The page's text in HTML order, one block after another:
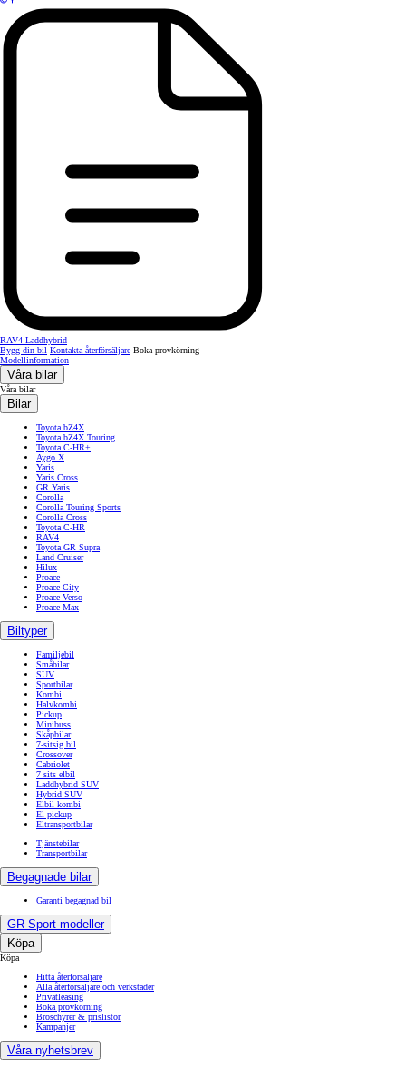
RAV4 Laddhybrid
Bygg din bil Kontakta återförsäljare Boka provkörning
Modellinformation
Våra bilar
Våra bilar
Bilar
Toyota bZ4X
Toyota bZ4X Touring
Toyota C-HR+
Aygo X
Yaris
Yaris Cross
GR Yaris
Corolla
Corolla Touring Sports
Corolla Cross
Toyota C-HR
RAV4
Toyota GR Supra
Land Cruiser
Hilux
Proace
Proace City
Proace Verso
Proace Max
Biltyper
Familjebil
Småbilar
SUV
Sportbilar
Kombi
Halvkombi
Pickup
Minibuss
Skåpbilar
7-sitsig bil
Crossover
Cabriolet
7 sits elbil
Laddhybrid SUV
Hybrid SUV
Elbil kombi
El pickup
Eltransportbilar
Tjänstebilar
Transportbilar
Begagnade bilar
Garanti begagnad bil
GR Sport-modeller
Köpa
Köpa
Hitta återförsäljare
Alla återförsäljare och verkstäder
Privatleasing
Boka provkörning
Broschyrer & prislistor
Kampanjer
Våra nyhetsbrev